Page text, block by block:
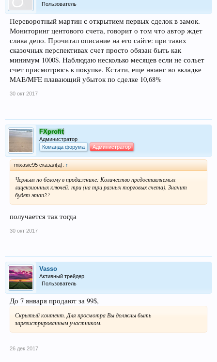
Пользователь
Переворотный мартин с открытием первых сделок в замок.
Мониторинг центового счета, говорит о том что автор ждет
слива депо. Прочитал описание на его сайте: при таких
сказочных перспективах счет просто обязан быть как
минимум 1000$. Наблюдаю несколько месяцев если не сольет
счет присмотрюсь к покупке. Кстати, еще нюанс во вкладке
MAE/MFE плавающий убыток по сделке 10,68%
30 окт 2017
FXprofit
Администратор
Команда форума
Администратор
mixasic95 сказал(а): ↑
Черным по белому в продажнике: Количество предоставляемых
лицензионных ключей: три (на три разных торговых счета). Значит
будет этап2?
получается так тогда
30 окт 2017
Vasso
Активный трейдер
Пользователь
До 7 января продают за 99$,
Скрытый контент. Для просмотра Вы должны быть
зарегистрированным участником.
26 дек 2017